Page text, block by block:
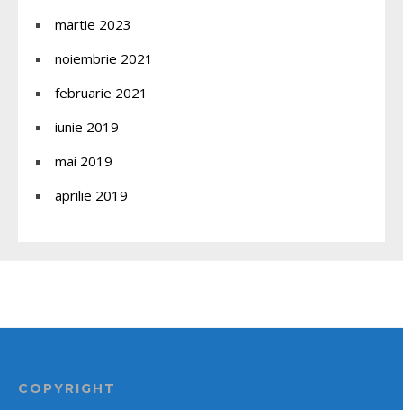
martie 2023
noiembrie 2021
februarie 2021
iunie 2019
mai 2019
aprilie 2019
COPYRIGHT